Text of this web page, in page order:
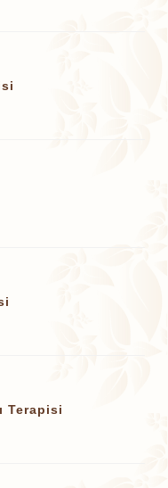
Terapisi